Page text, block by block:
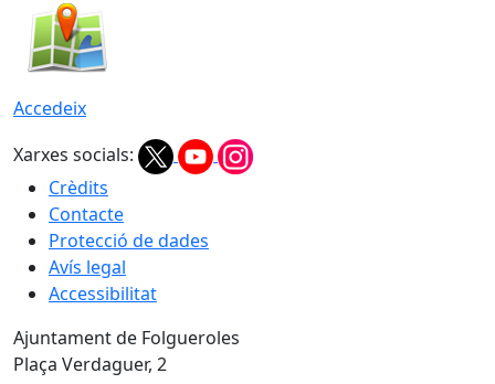
Accedeix
Xarxes socials:
Crèdits
Contacte
Protecció de dades
Avís legal
Accessibilitat
Ajuntament de Folgueroles
Plaça Verdaguer, 2